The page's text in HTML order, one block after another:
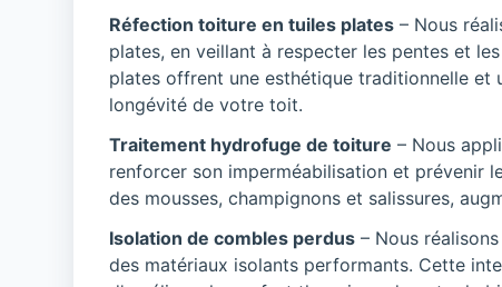
Réfection toiture en tuiles plates– Nous
plates, en veillant à respecter les pentes et
plates offrent une esthétique traditionnelle et
longévité de votre toit.
Traitement hydrofuge de toiture – Nous
renforcer son imperméabilisation et prévenir
des mousses, champignons et salissures,
Isolation de combles perdus– Nous
des matériaux isolants performants. Cette